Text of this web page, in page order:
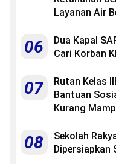
Layanan Air
06
Dua Kapal
Cari Korban
07
Rutan Kelas
Bantuan
Kurang
08
Sekolah
Dipersiapkan